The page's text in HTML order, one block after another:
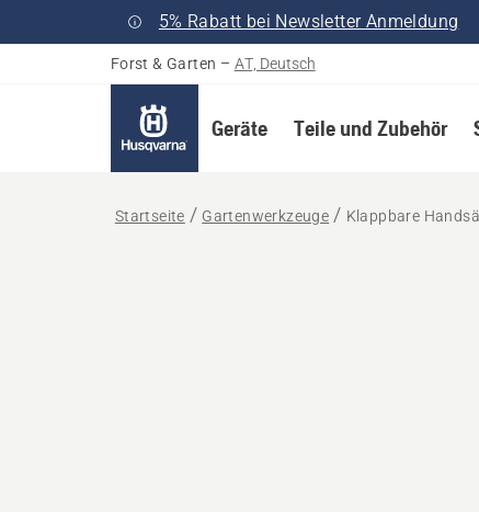
5% Rabatt bei Newsletter Anmeldung
Forst & Garten – AT, Deutsch
Geräte Teile und Zubehör
Startseite Gartenwerkzeuge Klappbare